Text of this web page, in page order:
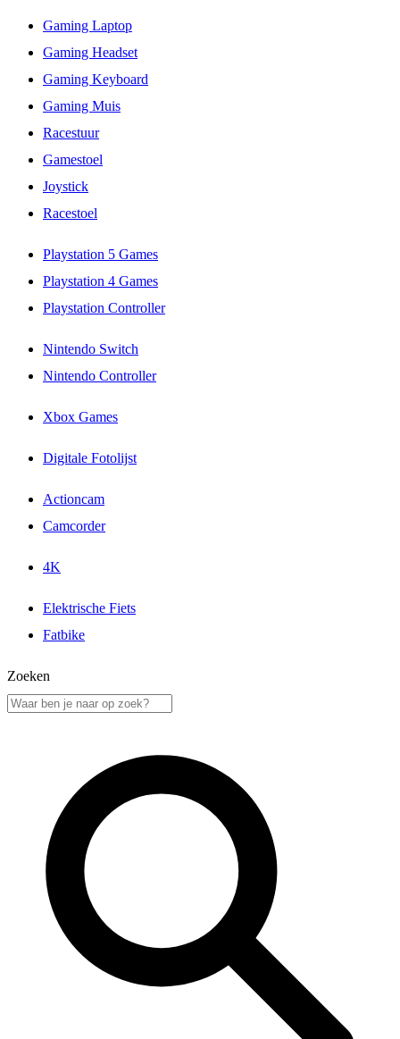
Gaming Laptop
Gaming Headset
Gaming Keyboard
Gaming Muis
Racestuur
Gamestoel
Joystick
Racestoel
Playstation 5 Games
Playstation 4 Games
Playstation Controller
Nintendo Switch
Nintendo Controller
Xbox Games
Digitale Fotolijst
Actioncam
Camcorder
4K
Elektrische Fiets
Fatbike
Zoeken